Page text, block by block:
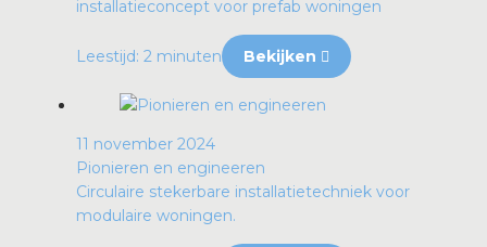
installatieconcept voor prefab woningen
Leestijd: 2 minuten Bekijken
11 november 2024
Pionieren en engineeren
Circulaire stekerbare installatietechniek voor
modulaire woningen.